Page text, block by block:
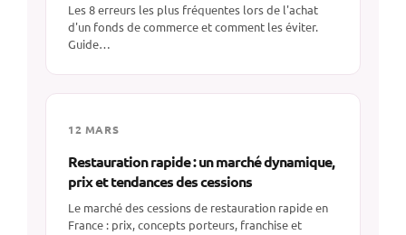
Les 8 erreurs les plus fréquentes lors de l'achat
d'un fonds de commerce et comment les éviter.
Guide…
12 MARS
Restauration rapide : un marché dynamique,
prix et tendances des cessions
Le marché des cessions de restauration rapide en
France : prix, concepts porteurs, franchise et